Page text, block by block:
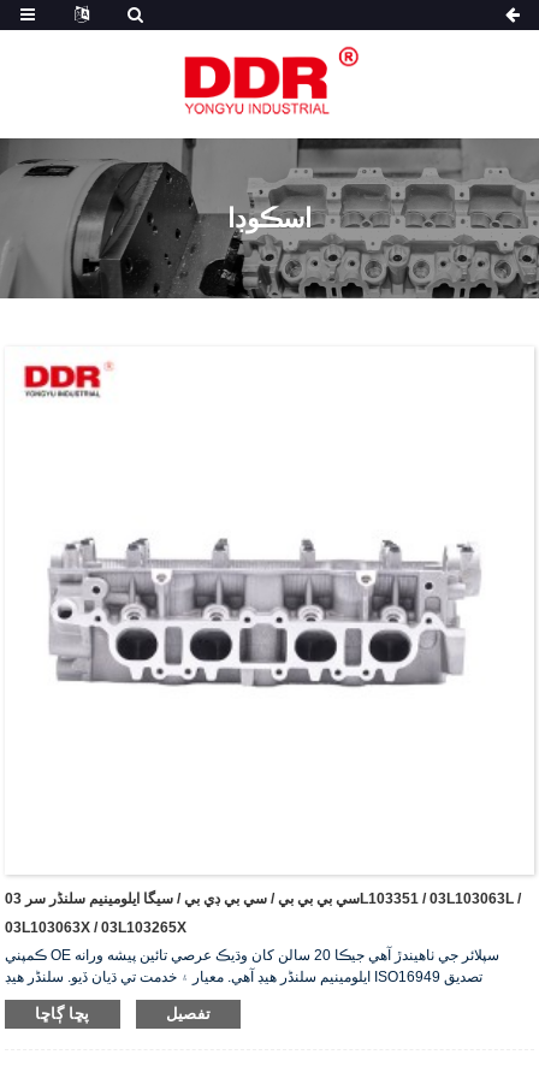
اسڪوڊا
سي بي بي بي / سي بي ڊي بي / سيگا ايلومينيم سلنڈر سر 03L103351 / 03L103063L /
03L103063X / 03L103265X
ڪمپني OE سپلائر جي ٺاهيندڙ آهي جيڪا 20 سالن کان وڌيڪ عرصي تائين پيشه ورانه
ايلومينيم سلنڈر هيڊ آهي. معيار ۽ خدمت تي ڌيان ڏيو. سلنڈر هيڊ ISO16949 تصديق
سرٽيفڪيٽ حاصل ڪري ٿو، "هاءِ سيلنگ سلنڈر هيڊ"، "سلنڈر هيڊ جي ڊگهي مفيد زندگي" ۽
پڇا ڳاڇا تفصيل